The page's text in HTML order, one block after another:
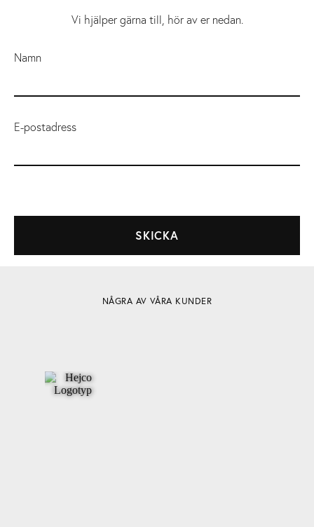
Vi hjälper gärna till, hör av er nedan.
Namn
E-postadress
NÅGRA AV VÅRA KUNDER